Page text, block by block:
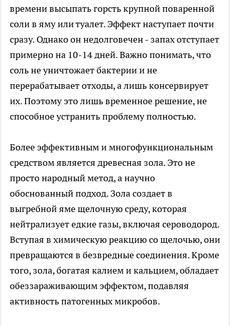
времени высыпать горсть крупной поваренной
соли в яму или туалет. Эффект наступает почти
сразу. Однако он недолговечен - запах отступает
примерно на 10-14 дней. Важно понимать, что
соль не уничтожает бактерии и не
перерабатывает отходы, а лишь консервирует
их. Поэтому это лишь временное решение, не
способное устранить проблему полностью.
Более эффективным и многофункциональным
средством является древесная зола. Это не
просто народный метод, а научно
обоснованный подход. Зола создает в
выгребной яме щелочную среду, которая
нейтрализует едкие газы, включая сероводород.
Вступая в химическую реакцию со щелочью, они
превращаются в безвредные соединения. Кроме
того, зола, богатая калием и кальцием, обладает
обеззараживающим эффектом, подавляя
активность патогенных микробов.